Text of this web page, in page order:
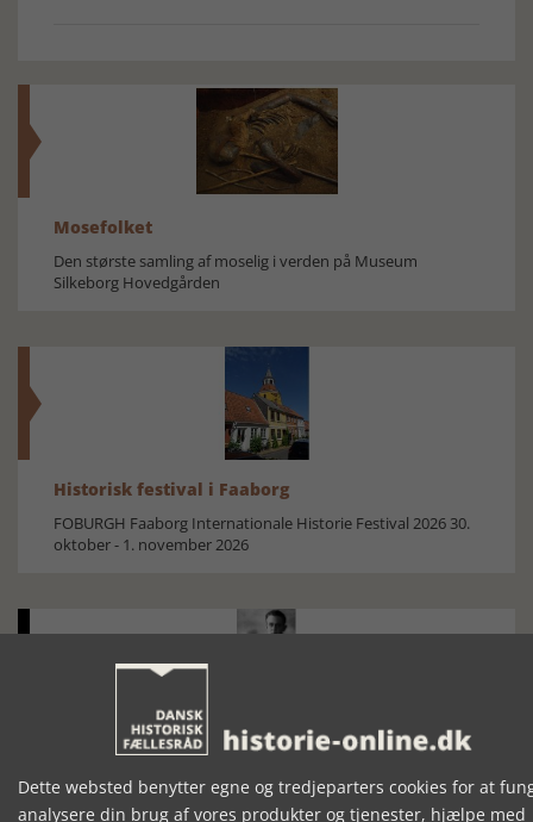
Mosefolket
Den største samling af moselig i verden på Museum
Silkeborg Hovedgården
Historisk festival i Faaborg
FOBURGH Faaborg Internationale Historie Festival 2026 30.
oktober - 1. november 2026
Historiens Aktører 79 - John Reed
Dette websted benytter egne og tredjeparters cookies for at
analysere din brug af vores produkter og tjenester, hjælpe med